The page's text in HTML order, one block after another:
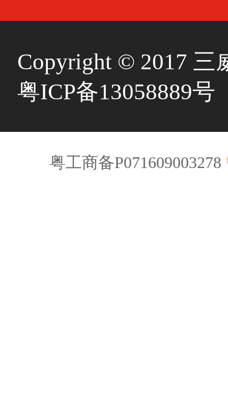
Copyright © 2017 三
粤ICP备13058889号
粤工商备P071609003278